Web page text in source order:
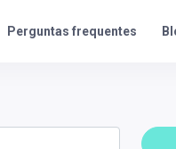
Perguntas frequentes